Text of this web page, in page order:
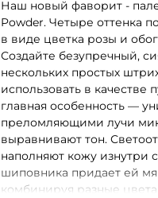
Наш новый фаворит -
Powder. Четыре оттенка
в виде цветка розы и
Создайте безупречный,
нескольких простых
использовать в качестве
главная особенность —
преломляющими лучи
выравнивают тон.
наполняют кожу изнутри
шиповника придает ей
комбинируя разные